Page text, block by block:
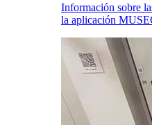
Información sobre
la aplicación